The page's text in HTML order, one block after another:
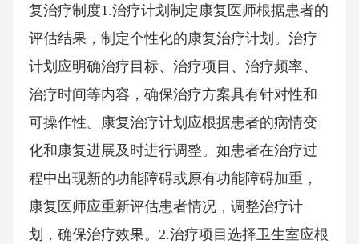
复治疗制度1.治疗计划制定康复医师根据患者的
评估结果，制定个性化的康复治疗计划。治疗
计划应明确治疗目标、治疗项目、治疗频率、
治疗时间等内容，确保治疗方案具有针对性和
可操作性。康复治疗计划应根据患者的病情变
化和康复进展及时进行调整。如患者在治疗过
程中出现新的功能障碍或原有功能障碍加重，
康复医师应重新评估患者情况，调整治疗计
划，确保治疗效果。2.治疗项目选择卫生室应根